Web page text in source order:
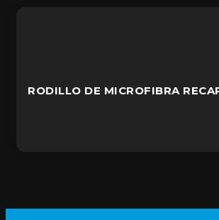
RODILLO DE MICROFIBRA